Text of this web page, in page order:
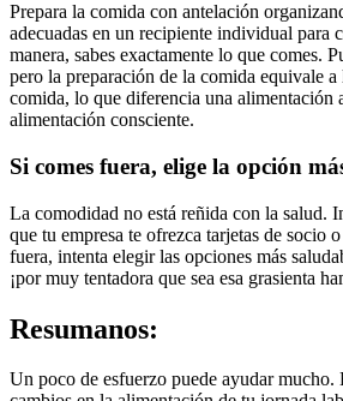
Prepara la comida con antelación
adecuadas en un recipiente individual para
manera, sabes exactamente lo que comes.
pero la preparación de la comida equivale
comida, lo que diferencia una alimentación
alimentación consciente.
Si comes fuera, elige la opción
La comodidad no está reñida con la salud.
que tu empresa te ofrezca tarjetas de socio
fuera, intenta elegir las opciones más
¡por muy tentadora que sea esa grasienta
Resumanos:
Un poco de esfuerzo puede ayudar mucho.